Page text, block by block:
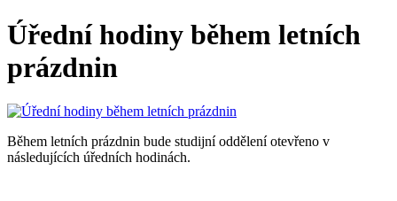
Úřední hodiny během letních
prázdnin
Během letních prázdnin bude studijní oddělení otevřeno v
následujících úředních hodinách.